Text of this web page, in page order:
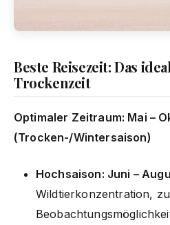
Beste Reisezeit: Das
Trockenzeit
Optimaler Zeitraum: Mai –
(Trocken-/Wintersaison)
Hochsaison: Juni –
Wildtierkonzentration,